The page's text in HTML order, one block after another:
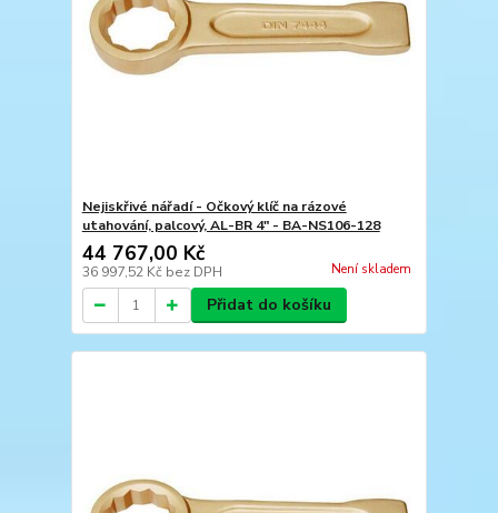
Nejiskřivé nářadí - Očkový klíč na rázové
utahování, palcový, AL-BR 4" - BA-NS106-128
44 767,00 Kč
36 997,52 Kč bez DPH Není skladem
Přidat do košíku